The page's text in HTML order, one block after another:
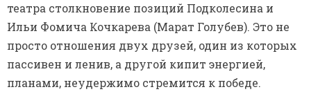
театра столкновение позиций Подколесина и
Ильи Фомича Кочкарева (Марат Голубев). Это не
просто отношения двух друзей, один из которых
пассивен и ленив, а другой кипит энергией,
планами, неудержимо стремится к победе.